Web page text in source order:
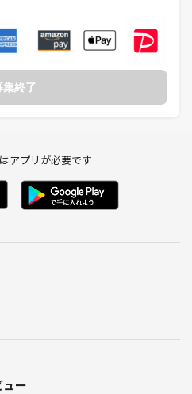
もいてビックリしました！
サロン/ホワイトニングサロン/貿易/
険/オーダースーツ/不動産/芸能事務
ング/コンサルティング/ネット転売/
13210432/
集終了
アプリが必要です
ー